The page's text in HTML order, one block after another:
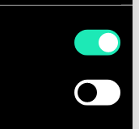
Si vous ne
votre
les
groupes de
participation